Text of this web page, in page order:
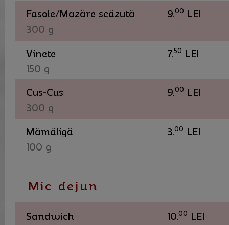
Fasole/Mazăre scăzută
300 g
9.00 LEI
Vinete
150 g
7.50 LEI
Cus-Cus
300 g
9.00 LEI
Mămăligă
100 g
3.00 LEI
Mic dejun
Sandwich
10.00 LEI